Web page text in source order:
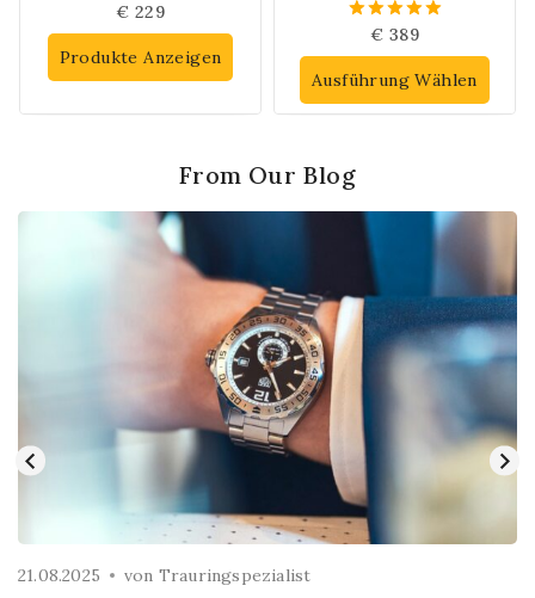
5.00
von 5
€ 229
Produkte Anzeigen
5.00
von 5
€ 389
Ausführung Wählen
From Our Blog
21.08.2025 von Trauringspezialist